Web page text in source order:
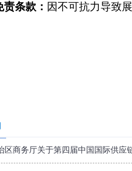
条款： 因不可抗力导致
区商务厅关于第四届中国国际供应